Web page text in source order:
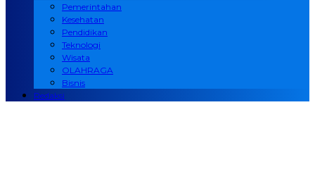
Pemerintahan
Kesehatan
Pendidikan
Teknologi
Wisata
OLAHRAGA
Bisnis
Redaksi